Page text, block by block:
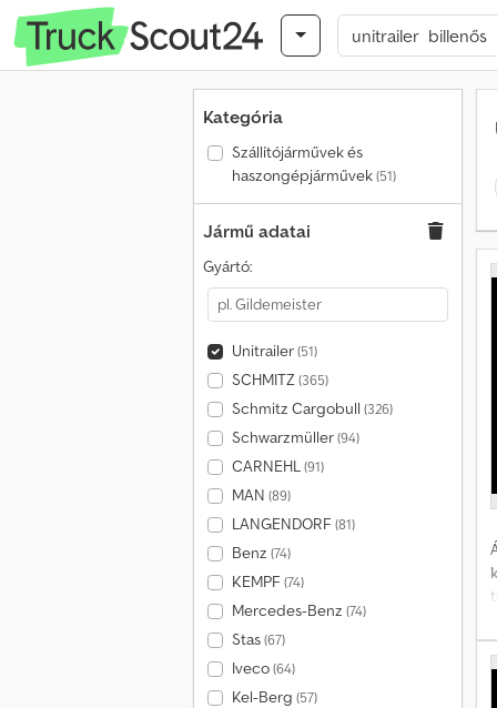
Kategória
Szállítójárművek és
haszongépjárművek(51)
Jármű adatai
Gyártó:
Unitrailer(51)
SCHMITZ(365)
Schmitz Cargobull (326)
Schwarzmüller(94)
CARNEHL(91)
MAN (89)
LANGENDORF (81)
Benz (74)
KEMPF (74)
Mercedes-Benz (74)
Stas(67)
Iveco(64)
Kel-Berg (57)